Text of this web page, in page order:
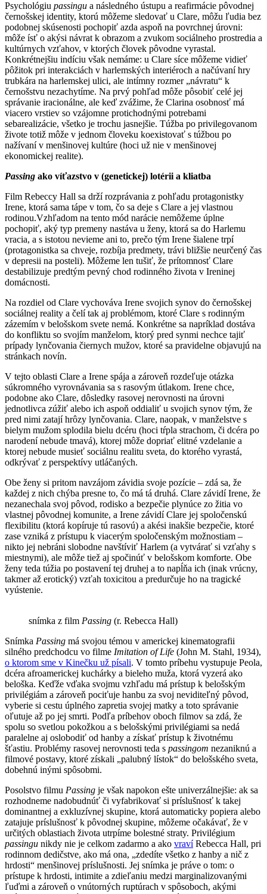
Psychológiu passingu a následného ústupu a reafirmácie pôvodnej
černošskej identity, ktorú môžeme sledovať u Clare, môžu ľudia bez
podobnej skúsenosti pochopiť azda aspoň na povrchnej úrovni:
môže ísť o akýsi návrat k obrazom a zvukom sociálneho prostredia a
kultúrnych vzťahov, v ktorých človek pôvodne vyrastal.
Konkrétnejšiu indíciu však nemáme: u Clare síce môžeme vidieť
pôžitok pri interakciách v harlemských interiéroch a načúvaní hry
trubkára na harlemskej ulici, ale intímny rozmer „návratu“ k
černošstvu nezachytíme. Na prvý pohľad môže pôsobiť celé jej
správanie iracionálne, ale keď zvážime, že Clarina osobnosť má
viacero vrstiev so vzájomne protichodnými potrebami
sebarealizácie, všetko je trochu jasnejšie. Túžba po privilegovanom
živote totiž môže v jednom človeku koexistovať s túžbou po
nažívaní v menšinovej kultúre (hoci už nie v menšinovej
ekonomickej realite).
Passing ako víťazstvo v (genetickej) lotérii a kliatba
Film Rebeccy Hall sa drží rozprávania z pohľadu protagonistky
Irene, ktorá sama tápe v tom, čo sa deje s Clare a jej vlastnou
rodinou.Vzhľadom na tento mód narácie nemôžeme úplne
pochopiť, aký typ premeny nastáva u ženy, ktorá sa do Harlemu
vracia, a s istotou nevieme ani to, prečo tým Irene šialene trpí
(protagonistka sa chveje, rozbíja predmety, trávi bližšie neurčený čas
v depresii na posteli). Môžeme len tušiť, že prítomnosť Clare
destabilizuje predtým pevný chod rodinného života v Ireninej
domácnosti.
Na rozdiel od Clare vychováva Irene svojich synov do černošskej
sociálnej reality a čelí tak aj problémom, ktoré Clare s rodinným
zázemím v belošskom svete nemá. Konkrétne sa napríklad dostáva
do konfliktu so svojím manželom, ktorý pred synmi nechce tajiť
prípady lynčovania čiernych mužov, ktoré sa pravidelne objavujú na
stránkach novín.
V tejto oblasti Clare a Irene spája a zároveň rozdeľuje otázka
súkromného vyrovnávania sa s rasovým útlakom. Irene chce,
podobne ako Clare, dôsledky rasovej nerovnosti na úrovni
jednotlivca zúžiť alebo ich aspoň oddialiť u svojich synov tým, že
pred nimi zatají hrôzy lynčovania. Clare, naopak, v manželstve s
bielym mužom splodila bielu dcéru (hoci tŕpla strachom, či dcéra po
narodení nebude tmavá), ktorej môže dopriať elitné vzdelanie a
ktorej nebude musieť sociálnu realitu sveta, do ktorého vyrastá,
odkrývať z perspektívy utláčaných.
Obe ženy si pritom navzájom závidia svoje pozície – zdá sa, že
každej z nich chýba presne to, čo má tá druhá. Clare závidí Irene, že
nezanechala svoj pôvod, rodisko a bezpečie plynúce zo žitia vo
vlastnej pôvodnej komunite, a Irene závidí Clare jej spoločenskú
flexibilitu (ktorá kopíruje tú rasovú) a akési inakšie bezpečie, ktoré
zase vzniká z prístupu k viacerým spoločenským možnostiam –
nikto jej nebráni slobodne navštíviť Harlem (a vytvárať si vzťahy s
miestnymi), ale môže tiež aj spočinúť v belošskom komforte. Obe
ženy teda túžia po postavení tej druhej a to napĺňa ich (inak vrúcny,
takmer až erotický) vzťah toxicitou a predurčuje ho na tragické
vyústenie.
snímka z film Passing (r. Rebecca Hall)
Snímka Passing má svojou témou v americkej kinematografii
silného predchodcu vo filme Imitation of Life (John M. Stahl, 1934),
o ktorom sme v Kinečku už písali. V tomto príbehu vystupuje Peola,
dcéra afroamerickej kuchárky a bieleho muža, ktorá vyzerá ako
beloška. Keďže vďaka svojmu vzhľadu má prístup k belošským
privilégiám a zároveň pociťuje hanbu za svoj neviditeľný pôvod,
vyberie si cestu úplného zapretia svojej matky a toto správanie
oľutuje až po jej smrti. Podľa príbehov oboch filmov sa zdá, že
spolu so svetlou pokožkou a s belošskými privilégiami sa nedá
paralelne aj oslobodiť od hanby a získať prístup k životnému
šťastiu. Problémy rasovej nerovnosti teda s passingom nezaniknú a
filmové postavy, ktoré získali „palubný lístok“ do belošského sveta,
dobehnú inými spôsobmi.
Posolstvo filmu Passing je však napokon ešte univerzálnejšie: ak sa
rozhodneme nadobudnúť či vyfabrikovať si príslušnosť k takej
dominantnej a exkluzívnej skupine, ktorá automaticky popiera alebo
zatajuje príslušnosť k pôvodnej skupine, môžeme očakávať, že v
určitých oblastiach života utrpíme bolestné straty. Privilégium
passingu nikdy nie je celkom zadarmo a ako vravíRebecca Hall, pri
rodinnom dedičstve, ako má ona, „zdedíte všetko z hanby a nič z
hrdosti“ menšinovej príslušnosti. Jej snímka je práve o tom: o
prístupe k hrdosti, intimite a zdieľaniu medzi marginalizovanými
ľuďmi a zároveň o vnútorných ruptúrach v spôsoboch, akými